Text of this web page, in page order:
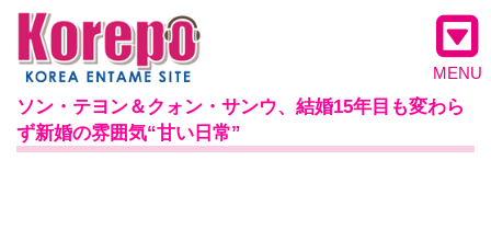
MENU
ソン・テヨン＆クォン・サンウ、結婚15年目も変わら
ず新婚の雰囲気“甘い日常”